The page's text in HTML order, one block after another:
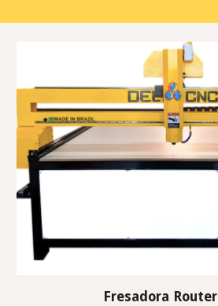
Fresadora Router